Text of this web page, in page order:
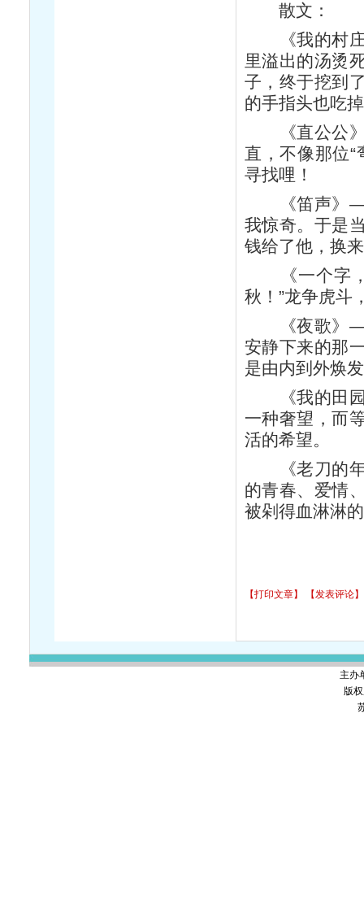
散文：
《我的村庄
里溢出的汤烫
子，终于挖到
的手指头也吃
《直公公》
直，不像那位
寻找哩！
《笛声》——
我惊奇。于是
钱给了他，换
《一个字，
秋！”龙争虎斗
《夜歌》——
安静下来的那
是由内到外焕
《我的田园
一种奢望，而
活的希望。
《老刀的年
的青春、爱情
被剁得血淋淋
【打印文章】 【发表评论】
主办
版